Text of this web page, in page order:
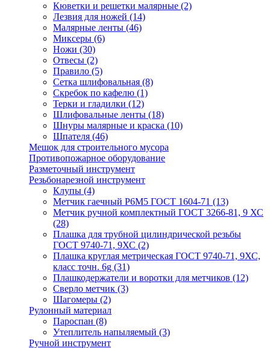
Кюветки и решетки малярные (2)
Лезвия для ножей (14)
Малярные ленты (46)
Миксеры (6)
Ножи (30)
Отвесы (2)
Правило (5)
Сетка шлифовальная (8)
Скребок по кафелю (1)
Терки и гладилки (12)
Шлифовальные ленты (18)
Шнуры малярные и краска (10)
Шпателя (46)
Мешок для строительного мусора
Противопожарное оборудование
Разметочный инструмент
Резьбонарезной инструмент
Клупы (4)
Метчик гаечный Р6М5 ГОСТ 1604-71 (13)
Метчик ручной комплектный ГОСТ 3266-81, 9 ХС
(28)
Плашка для трубной цилиндрической резьбы
ГОСТ 9740-71, 9ХС (2)
Плашка круглая метрическая ГОСТ 9740-71, 9ХС,
класс точн. 6g (31)
Плашкодержатели и воротки для метчиков (12)
Сверло метчик (3)
Шагомеры (2)
Рулонный материал
Пароспан (8)
Утеплитель напыляемый (3)
Ручной инструмент